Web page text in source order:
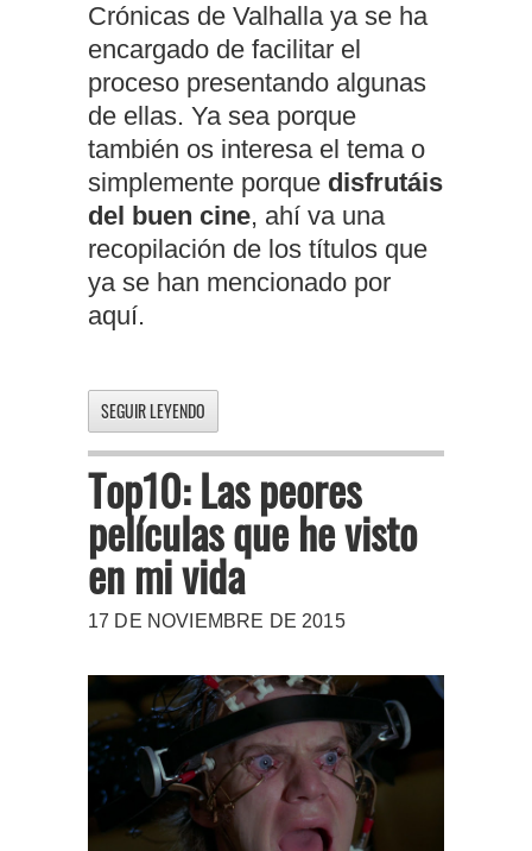
Crónicas de Valhalla ya se ha
encargado de facilitar el
proceso presentando algunas
de ellas. Ya sea porque
también os interesa el tema o
simplemente porque disfrutáis
del buen cine, ahí va una
recopilación de los títulos que
ya se han mencionado por
aquí.
SEGUIR LEYENDO
Top10: Las peores
películas que he visto
en mi vida
17 DE NOVIEMBRE DE 2015